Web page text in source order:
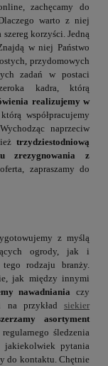
zachęcamy do
warto z niej
korzyści. Jedną
w niej Państwo
przydomowych
zadań w postaci
kadra, którą
realizujemy w
współpracujemy
Wychodząc naprzeciw
trzydziestodniową
zrezygnowania z
zapraszamy do
z myślą
ogrody, jak i
tego rodzaju branży.
jak między innymi
nawadniania czy
na przykład siekier
asortyment
śledzenia
jakiekolwiek pytania
do kontaktu. Chętnie